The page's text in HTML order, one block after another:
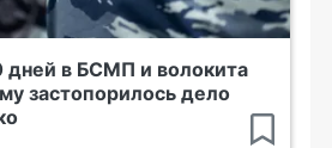
дней в БСМП и волокита
застопорилось дело